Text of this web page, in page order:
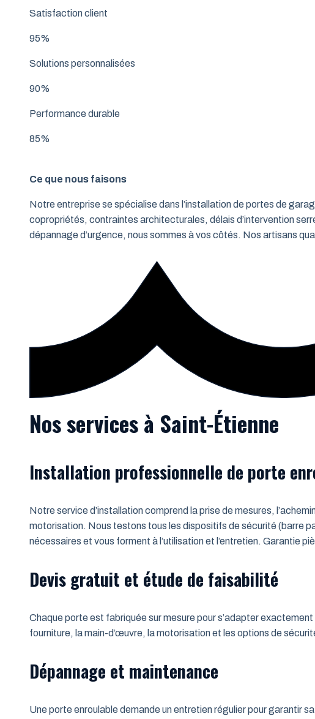
Satisfaction client
95%
Solutions personnalisées
90%
Performance durable
85%
Ce que nous faisons
Notre entreprise se spécialise dans l’installation de portes de
copropriétés, contraintes architecturales, délais d’intervention
dépannage d’urgence, nous sommes à vos côtés. Nos artisans
Nos services à Saint-Étienne
Installation professionnelle de porte
Notre service d’installation comprend la prise de mesures,
motorisation. Nous testons tous les dispositifs de sécurité (barre
nécessaires et vous forment à l’utilisation et l’entretien. Garantie
Devis gratuit et étude de faisabilité
Chaque porte est fabriquée sur mesure pour s’adapter
fourniture, la main-d’œuvre, la motorisation et les options de
Dépannage et maintenance
Une porte enroulable demande un entretien régulier pour garantir